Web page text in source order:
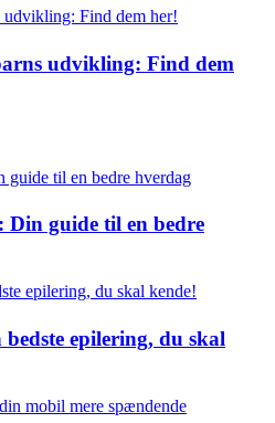
udvikling: Find dem
Din guide til en bedre
epilering, du skal